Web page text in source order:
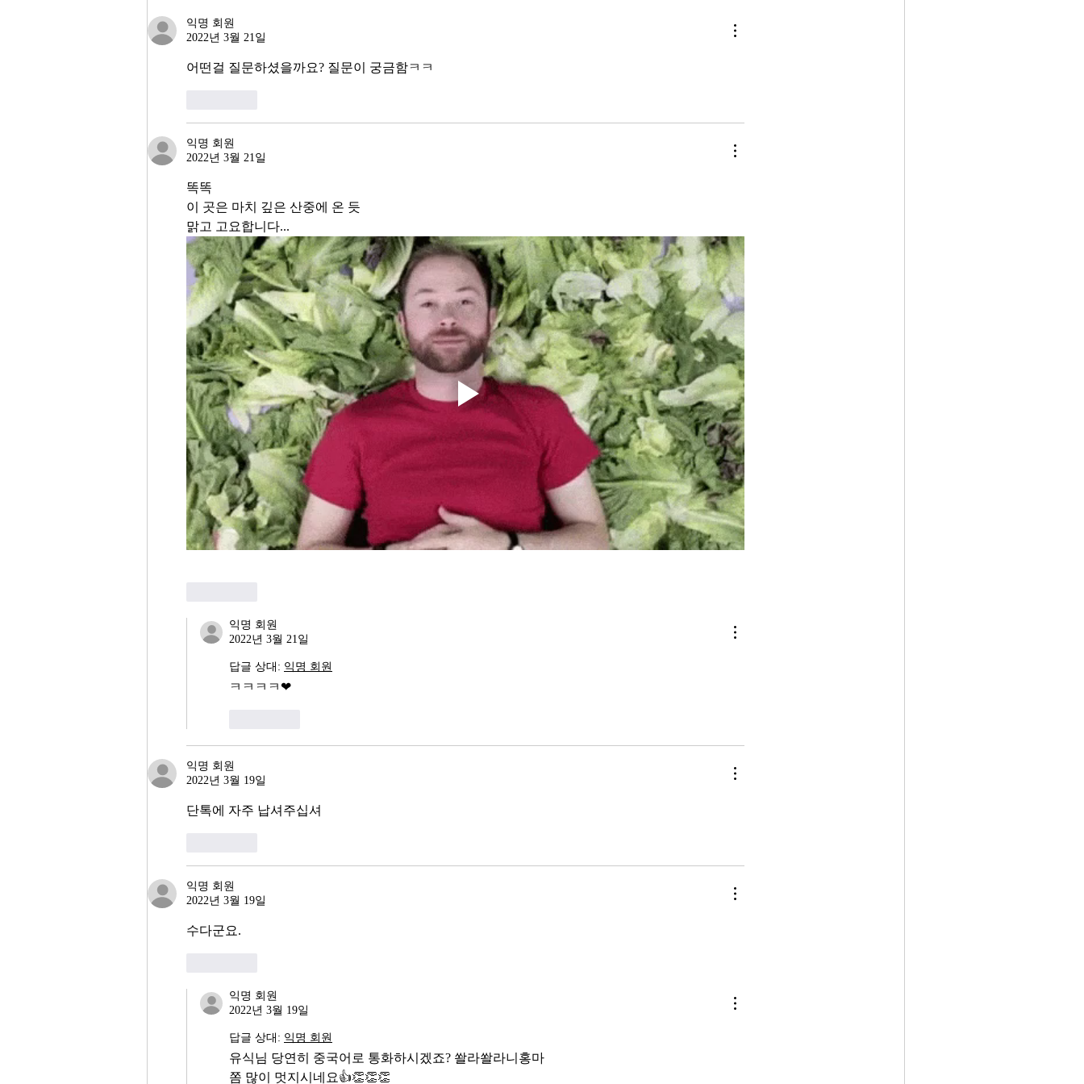
그러나 상가 절반이 공실이고, 폐
업 신고가 줄을 잇는다. 자영업자
10명 중 4명 이상이 향후 3년 내
거다. 그런데 AI 강국이 뭔지부터
는 악순환(Vicious Cycle) 구조를 형
익명 회원
2022년 3월 21일
어떤걸 질문하셨을까요? 질문이 궁금함ㅋㅋ
익명 회원
2022년 3월 21일
똑똑
이 곳은 마치 깊은 산중에 온 듯
맑고 고요합니다...
익명 회원
2022년 3월 21일
답글 상대: 익명 회원
ㅋㅋㅋㅋ❤
익명 회원
2022년 3월 19일
단톡에 자주 납셔주십셔
익명 회원
2022년 3월 19일
수다군요.
익명 회원
2022년 3월 19일
답글 상대: 익명 회원
유식님 당연히 중국어로 통화하시겠죠? 쏼라쏼라니홍마
쫌 많이 멋지시네요👍👏👏👏